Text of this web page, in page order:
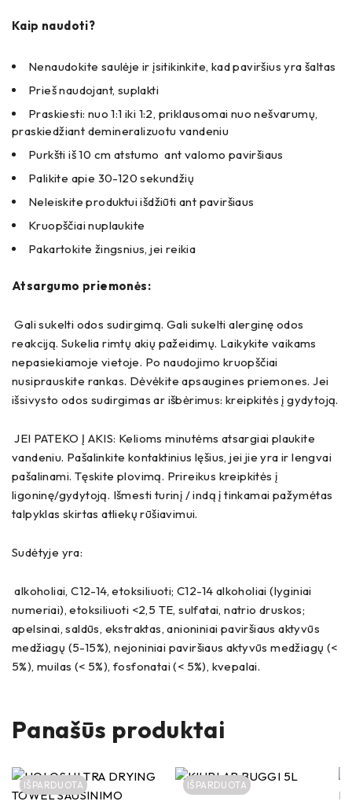
Kaip naudoti?
Nenaudokite saulėje ir įsitikinkite, kad paviršius yra šaltas
Prieš naudojant, suplakti
Praskiesti: nuo 1:1 iki 1:2, priklausomai nuo nešvarumų,
praskiedžiant demineralizuotu vandeniu
Purkšti iš 10 cm atstumo ant valomo paviršiaus
Palikite apie 30-120 sekundžių
Neleiskite produktui išdžiūti ant paviršiaus
Kruopščiai nuplaukite
Pakartokite žingsnius, jei reikia
Atsargumo priemonės:
Gali sukelti odos sudirgimą. Gali sukelti alerginę odos
reakciją. Sukelia rimtų akių pažeidimų. Laikykite vaikams
nepasiekiamoje vietoje. Po naudojimo kruopščiai
nusiprauskite rankas. Dėvėkite apsaugines priemones. Jei
išsivysto odos sudirgimas ar išbėrimus: kreipkitės į gydytoją.
JEI PATEKO Į AKIS: Kelioms minutėms atsargiai plaukite
vandeniu. Pašalinkite kontaktinius lęšius, jei jie yra ir lengvai
pašalinami. Tęskite plovimą. Prireikus kreipkitės į
ligoninę/gydytoją. Išmesti turinį / indą į tinkamai pažymėtas
talpyklas skirtas atliekų rūšiavimui.
Sudėtyje yra:
alkoholiai, C12-14, etoksiliuoti; C12-14 alkoholiai (lyginiai
numeriai), etoksiliuoti <2,5 TE, sulfatai, natrio druskos;
apelsinai, saldūs, ekstraktas, anioniniai paviršiaus aktyvūs
medžiagų (5-15%), nejoniniai paviršiaus aktyvūs medžiagų (<
5%), muilas (< 5%), fosfonatai (< 5%), kvepalai.
Panašūs produktai
IŠPARDUOTA IŠPARDUOTA